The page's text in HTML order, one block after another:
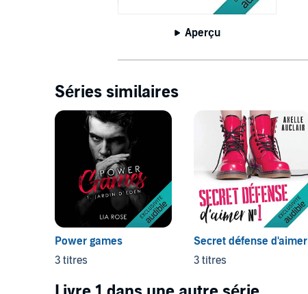
Aperçu
Séries similaires
Power games
3 titres
Secret défense d'aimer
3 titres